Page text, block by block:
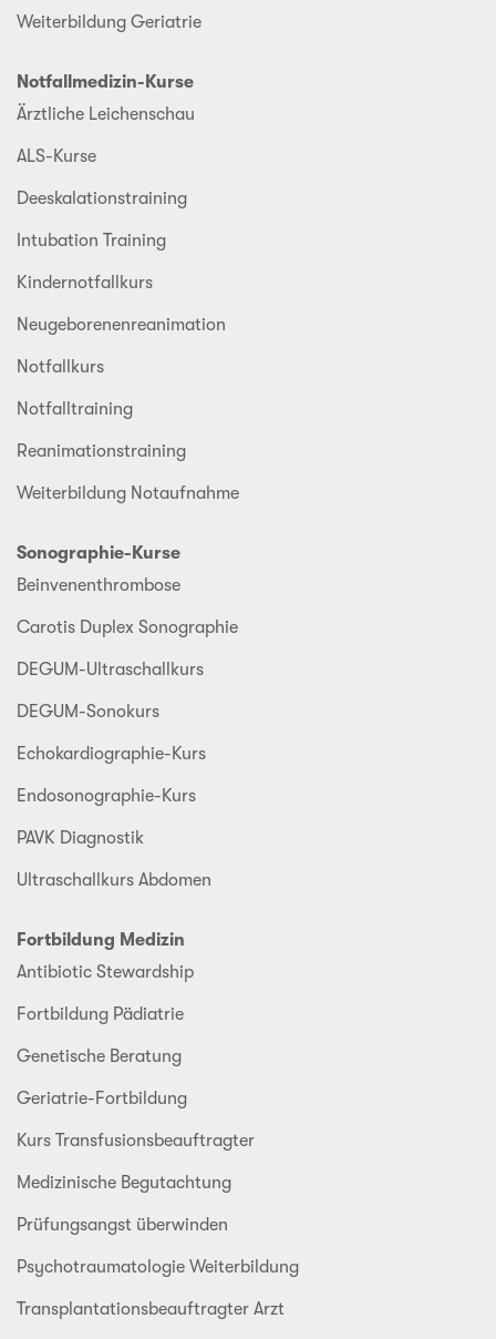
Weiterbildung Geriatrie
Notfallmedizin-Kurse
Ärztliche Leichenschau
ALS-Kurse
Deeskalationstraining
Intubation Training
Kindernotfallkurs
Neugeborenenreanimation
Notfallkurs
Notfalltraining
Reanimationstraining
Weiterbildung Notaufnahme
Sonographie-Kurse
Beinvenenthrombose
Carotis Duplex Sonographie
DEGUM-Ultraschallkurs
DEGUM-Sonokurs
Echokardiographie-Kurs
Endosonographie-Kurs
PAVK Diagnostik
Ultraschallkurs Abdomen
Fortbildung Medizin
Antibiotic Stewardship
Fortbildung Pädiatrie
Genetische Beratung
Geriatrie-Fortbildung
Kurs Transfusionsbeauftragter
Medizinische Begutachtung
Prüfungsangst überwinden
Psychotraumatologie Weiterbildung
Transplantationsbeauftragter Arzt